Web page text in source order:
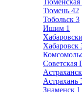
Тюменская
Тюмень 42
Тобольск 3
Ишим 1
Хабаровск
Советская
Астрахань
Знаменск 1